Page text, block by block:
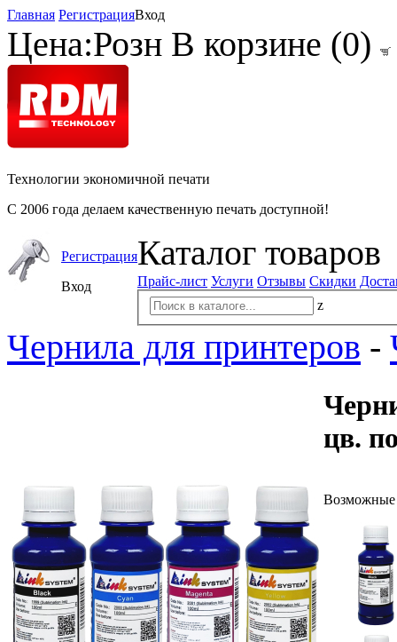
Главная РегистрацияВход
Цена:Розн В корзине (0)
Технологии экономичной печати
С 2006 года делаем качественную печать доступной!
Регистрация
Вход
Каталог товаров
Прайс-лист Услуги Отзывы Скидки
z
Чернила для принтеров -
цв.
Возможные